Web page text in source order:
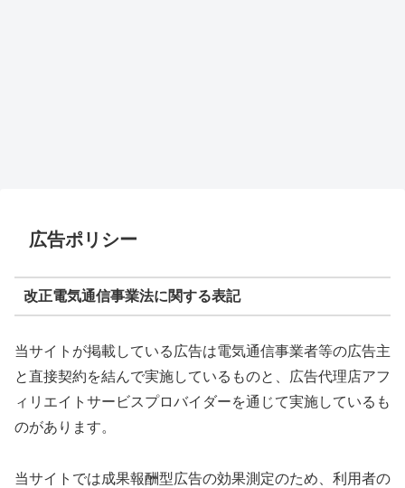
広告ポリシー
改正電気通信事業法に関する表記
当サイトが掲載している広告は電気通信事業者等の広告主
と直接契約を結んで実施しているものと、広告代理店アフ
ィリエイトサービスプロバイダーを通じて実施しているも
のがあります。
当サイトでは成果報酬型広告の効果測定のため、利用者の